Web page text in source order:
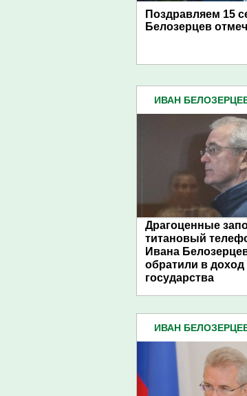
Поздравляем 15
Белозерцев
ИВАН
Драгоценные
титановый
Ивана
обратили в доход
государства
ИВАН